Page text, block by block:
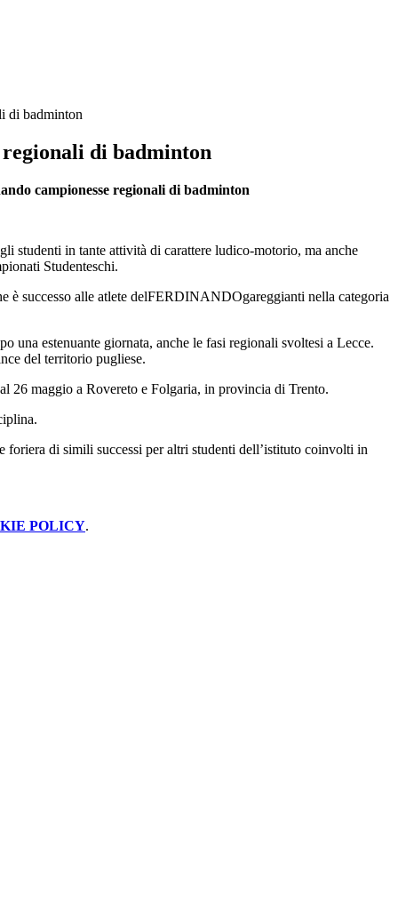
di badminton
regionali di badminton
campionesse regionali di badminton
studenti in tante attività di carattere ludico-motorio, ma anche
Studenteschi.
è successo alle atlete delFERDINANDOgareggianti nella categoria
una estenuante giornata, anche le fasi regionali svoltesi a Lecce.
del territorio pugliese.
26 maggio a Rovereto e Folgaria, in provincia di Trento.
foriera di simili successi per altri studenti dell’istituto coinvolti in
POLICY.